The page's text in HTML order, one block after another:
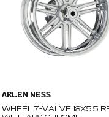
ARLEN NESS
WHEEL 7-VALVE 18X5.5